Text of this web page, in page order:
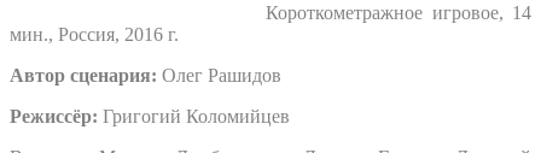
Короткометражное игровое, 14
мин., Россия, 2016 г.
Автор сценария: Олег Рашидов
Режиссёр: Григогий Коломийцев